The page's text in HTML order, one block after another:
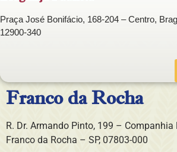
Praça José Bonifácio, 168-204 – Centro,
12900-340
Franco da Rocha
R. Dr. Armando Pinto, 199 – Companhia
Franco da Rocha – SP, 07803-000